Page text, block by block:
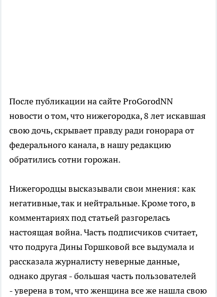
После публикации на сайте ProGorodNN
новости о том, что нижегородка, 8 лет искавшая
свою дочь, скрывает правду ради гонорара от
федерального канала, в нашу редакцию
обратились сотни горожан.
Нижегородцы высказывали свои мнения: как
негативные, так и нейтральные. Кроме того, в
комментариях под статьей разгорелась
настоящая война. Часть подписчиков считает,
что подруга Дины Горшковой все выдумала и
рассказала журналисту неверные данные,
однако другая - большая часть пользователей
- уверена в том, что женщина все же нашла свою